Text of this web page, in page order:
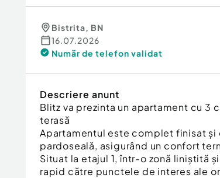
Bistrita, BN
16.07.2026
Număr de telefon validat
Descriere anunt
Blitz va prezinta un apartament cu 3
terasă
Apartamentul este complet finisat și
pardoseală, asigurând un confort
Situat la etajul 1, într-o zonă liniștită
rapid către punctele de interes ale